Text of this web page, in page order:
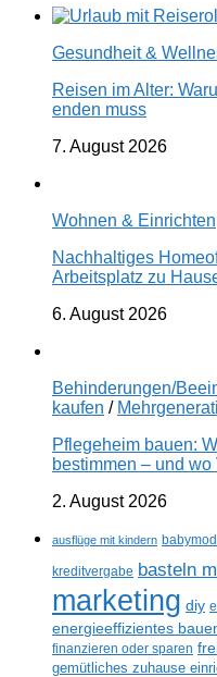
Gesundheit &
Reisen im Alter:
enden muss
7. August 2026
Wohnen & Einrichten
Nachhaltiges
Arbeitsplatz zu
6. August 2026
Behinderungen/
kaufen /
Pflegeheim bauen:
bestimmen – und
2. August 2026
ausflüge mit kindern
kreditvergabe basteln
marketing diy
energieeffizientes
finanzieren oder sparen
gemütliches zuhause